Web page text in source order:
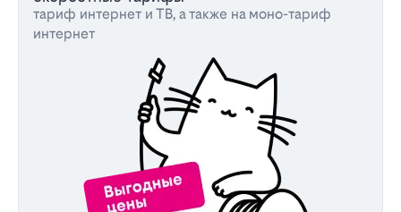
тариф интернет и ТВ, а также на моно-тариф
интернет